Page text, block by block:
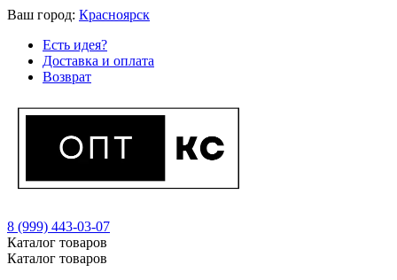
Ваш город: Красноярск
Есть идея?
Доставка и оплата
Возврат
8 (999) 443-03-07
Каталог товаров
Каталог товаров